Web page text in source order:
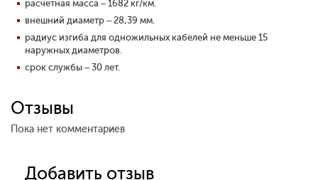
расчетная масса – 1682 кг/км.
внешний диаметр – 28,39 мм.
радиус изгиба для одножильных кабелей не меньше 15
наружных диаметров.
срок службы – 30 лет.
Отзывы
Пока нет комментариев
Добавить отзыв